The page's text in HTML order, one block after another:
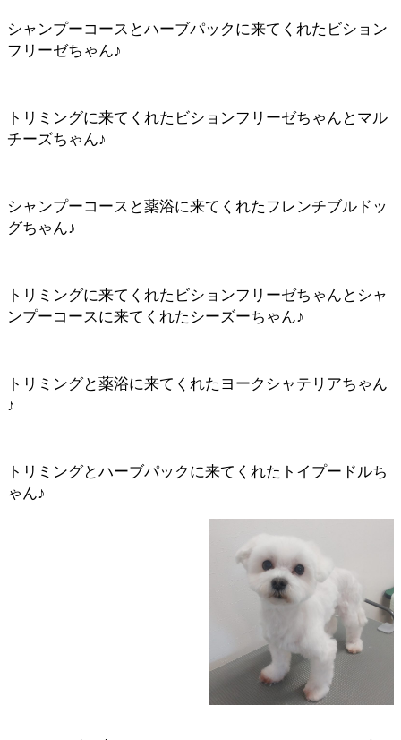
シャンプーコースとハーブパックに来てくれたビション
フリーゼちゃん♪
トリミングに来てくれたビションフリーゼちゃんとマル
チーズちゃん♪
シャンプーコースと薬浴に来てくれたフレンチブルドッ
グちゃん♪
トリミングに来てくれたビションフリーゼちゃんとシャ
ンプーコースに来てくれたシーズーちゃん♪
トリミングと薬浴に来てくれたヨークシャテリアちゃん
♪
トリミングとハーブパックに来てくれたトイプードルち
ゃん♪